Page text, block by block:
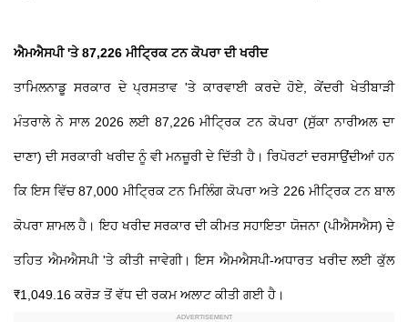
ਐਮਐਸਪੀ 'ਤੇ 87,226 ਮੀਟ੍ਰਿਕ ਟਨ ਕੋਪਰਾ ਦੀ ਖਰੀਦ
ਤਾਮਿਲਨਾਡੂ ਸਰਕਾਰ ਦੇ ਪ੍ਰਸਤਾਵ 'ਤੇ ਕਾਰਵਾਈ ਕਰਦੇ ਹੋਏ, ਕੇਂਦਰੀ ਖੇਤੀਬਾੜੀ
ਮੰਤਰਾਲੇ ਨੇ ਸਾਲ 2026 ਲਈ 87,226 ਮੀਟ੍ਰਿਕ ਟਨ ਕੋਪਰਾ (ਸੁੱਕਾ ਨਾਰੀਅਲ ਦਾ
ਦਾਣਾ) ਦੀ ਸਰਕਾਰੀ ਖਰੀਦ ਨੂੰ ਵੀ ਮਨਜ਼ੂਰੀ ਦੇ ਦਿੱਤੀ ਹੈ। ਰਿਪੋਰਟਾਂ ਦਰਸਾਉਂਦੀਆਂ ਹਨ
ਕਿ ਇਸ ਵਿੱਚ 87,000 ਮੀਟ੍ਰਿਕ ਟਨ ਮਿਲਿੰਗ ਕੋਪਰਾ ਅਤੇ 226 ਮੀਟ੍ਰਿਕ ਟਨ ਬਾਲ
ਕੋਪਰਾ ਸ਼ਾਮਲ ਹੈ। ਇਹ ਖਰੀਦ ਸਰਕਾਰ ਦੀ ਕੀਮਤ ਸਹਾਇਤਾ ਯੋਜਨਾ (ਪੀਐਸਐਸ) ਦੇ
ਤਹਿਤ ਐਮਐਸਪੀ 'ਤੇ ਕੀਤੀ ਜਾਵੇਗੀ। ਇਸ ਐਮਐਸਪੀ-ਅਧਾਰਤ ਖਰੀਦ ਲਈ ਕੁੱਲ
₹1,049.16 ਕਰੋੜ ਤੋਂ ਵੱਧ ਦੀ ਰਕਮ ਅਲਾਟ ਕੀਤੀ ਗਈ ਹੈ।